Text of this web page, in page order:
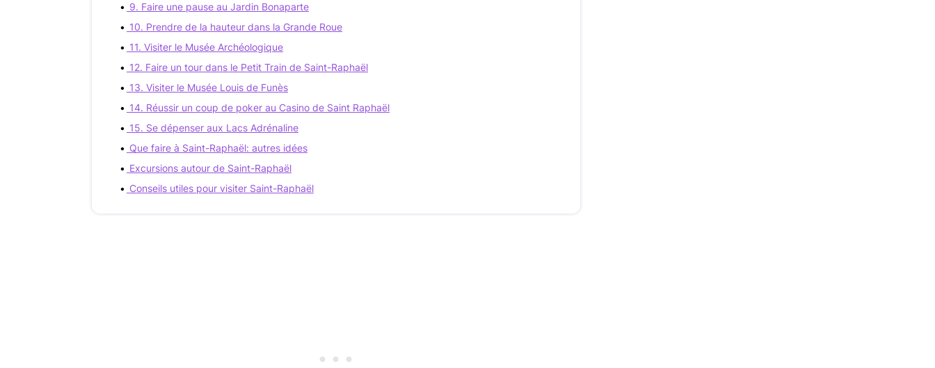
9. Faire une pause au Jardin Bonaparte
10. Prendre de la hauteur dans la Grande Roue
11. Visiter le Musée Archéologique
12. Faire un tour dans le Petit Train de Saint-Raphaël
13. Visiter le Musée Louis de Funès
14. Réussir un coup de poker au Casino de Saint Raphaël
15. Se dépenser aux Lacs Adrénaline
Que faire à Saint-Raphaël: autres idées
Excursions autour de Saint-Raphaël
Conseils utiles pour visiter Saint-Raphaël